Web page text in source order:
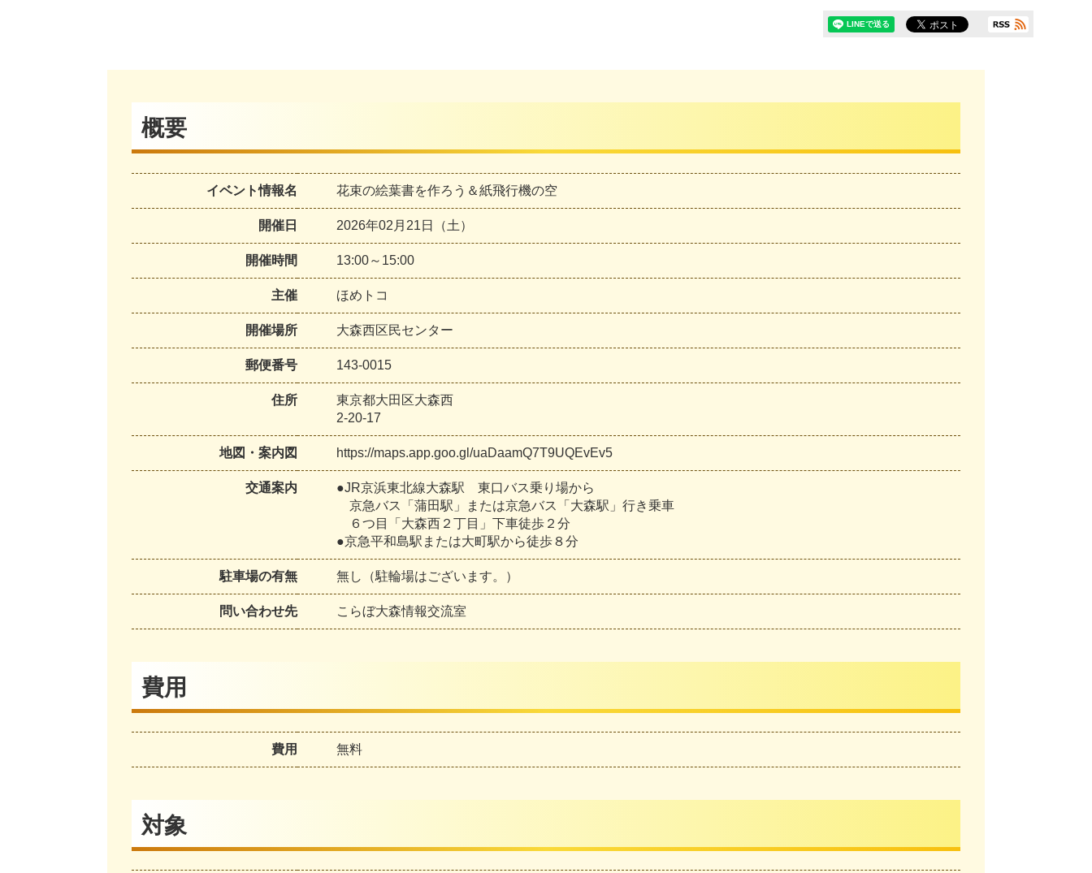
概要
イベント情報名 花束の絵葉書を作ろう＆紙飛行機の空
開催日 2026年02月21日（土）
開催時間 13:00～15:00
主催 ほめトコ
開催場所 大森西区民センター
郵便番号 143-0015
住所
東京都大田区大森西
2-20-17
地図・案内図 https://maps.app.goo.gl/uaDaamQ7T9UQEvEv5
交通案内
●JR京浜東北線大森駅 東口バス乗り場から
京急バス「蒲田駅」または京急バス「大森駅」行き乗車
６つ目「大森西２丁目」下車徒歩２分
●京急平和島駅または大町駅から徒歩８分
駐車場の有無 無し（駐輪場はございます。）
問い合わせ先 こらぼ大森情報交流室
費用
費用 無料
対象